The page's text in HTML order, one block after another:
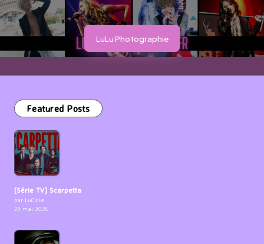
LuLu Photographie
Featured Posts
[Série TV] Scarpetta
par LuCioLe
29 mai 2026